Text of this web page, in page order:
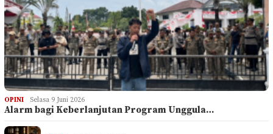
OPINI Selasa 9 Juni 2026
Alarm bagi Keberlanjutan Program Unggula…